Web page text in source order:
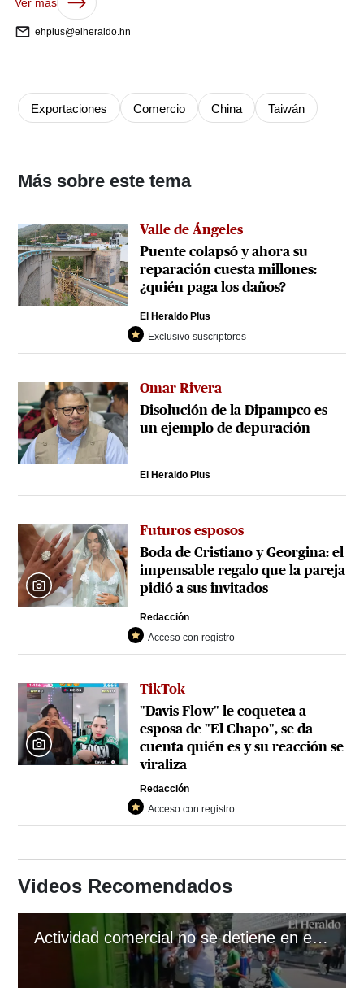
Ver más
ehplus@elheraldo.hn
Exportaciones Comercio China Taiwán
Más sobre este tema
Valle de Ángeles
Puente colapsó y ahora su
reparación cuesta millones:
¿quién paga los daños?
El Heraldo Plus
Exclusivo suscriptores
Omar Rivera
Disolución de la Dipampco es
un ejemplo de depuración
El Heraldo Plus
Futuros esposos
Boda de Cristiano y Georgina: el
impensable regalo que la pareja
pidió a sus invitados
Redacción
Acceso con registro
TikTok
"Davis Flow" le coquetea a
esposa de "El Chapo", se da
cuenta quién es y su reacción se
viraliza
Redacción
Acceso con registro
Videos Recomendados
Actividad comercial no se detiene en el centro de la capital